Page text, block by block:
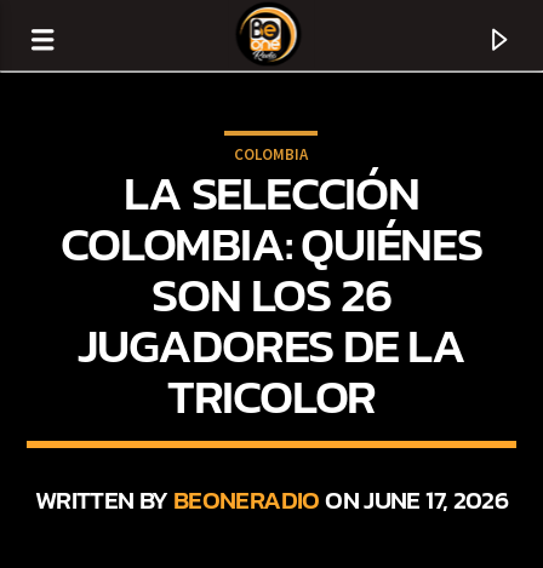
TITLE
COLOMBIA
LA SELECCIÓN
COLOMBIA: QUIÉNES
SON LOS 26
JUGADORES DE LA
TRICOLOR
WRITTEN BYBEONERADIOON JUNE 17, 2026